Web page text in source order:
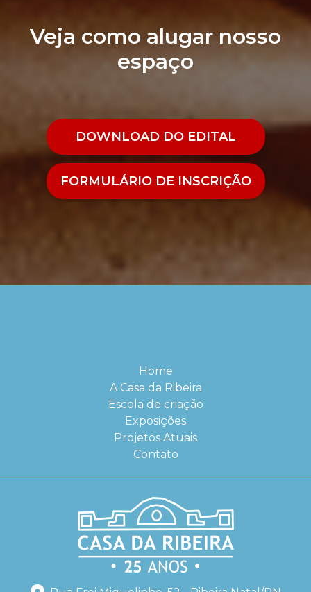
Veja como alugar nosso
espaço
DOWNLOAD DO EDITAL
FORMULÁRIO DE INSCRIÇÃO
Home
A Casa da Ribeira
Escola de criação
Exposições
Projetos Atuais
Contato